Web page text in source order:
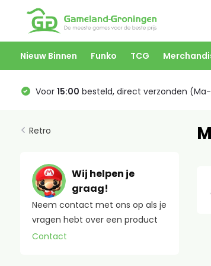
Nieuw Binnen Funko TCG
Voor 15:00 besteld, direct verzonden
Retro
Wij helpen je
graag!
Neem contact met ons op als je
vragen hebt over een product
Contact